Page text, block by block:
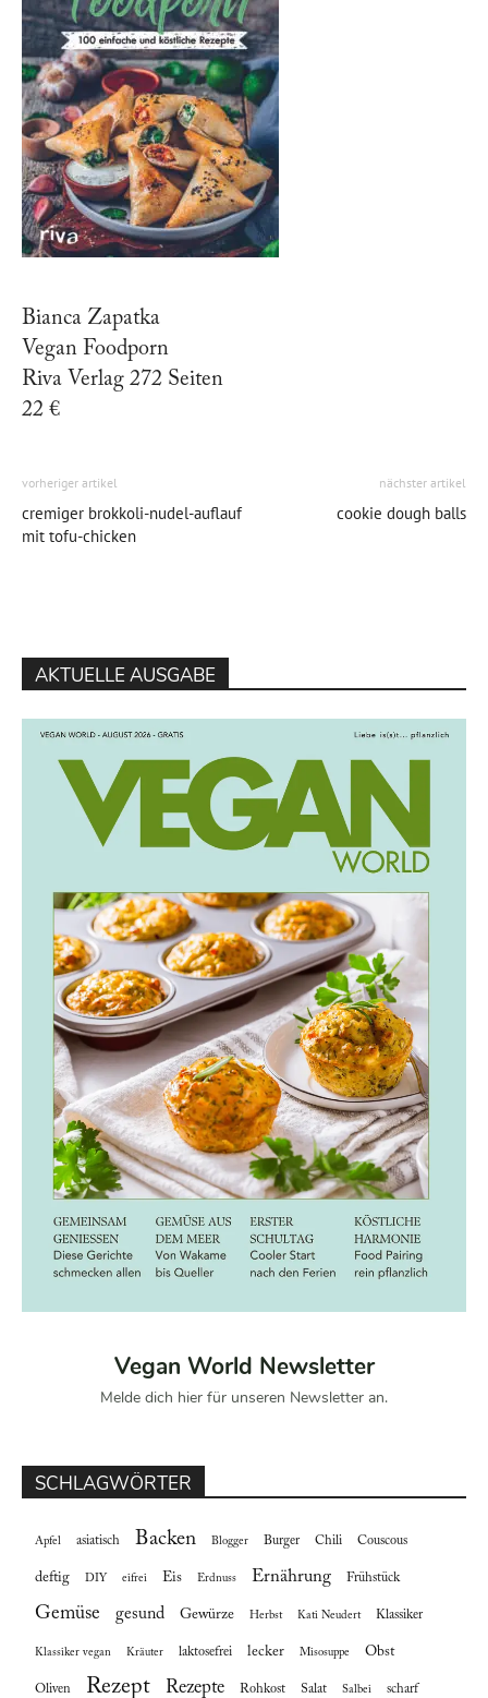
Bianca Zapatka
Vegan Foodporn
Riva Verlag 272 Seiten
22 €
vorheriger artikel
cremiger brokkoli-nudel-auflauf
mit tofu-chicken
nächster artikel
cookie dough balls
AKTUELLE AUSGABE
Vegan World Newsletter
Melde dich hier für unseren Newsletter an.
SCHLAGWÖRTER
Apfel asiatisch Backen Blogger Burger Chili Couscous
deftig DIY eifrei Eis Erdnuss Ernährung Frühstück
Gemüse gesund Gewürze Herbst Kati Neudert Klassiker
Klassiker vegan Kräuter laktosefrei lecker Misosuppe Obst
Oliven Rezept Rezepte Rohkost Salat Salbei scharf